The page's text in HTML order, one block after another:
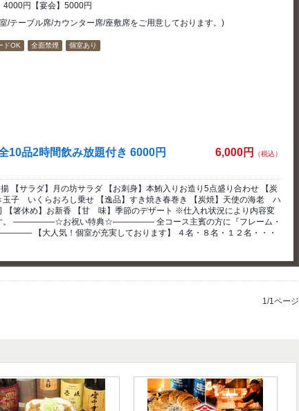
4000円【宴会】5000円
/テーブル席/カウンター席/座敷席をご用意しております。)
ドOK 全面禁煙 個室あり
6,000円 （税込）
10品2時間飲み放題付き 6000円
【サラダ】月の坊サラダ 【お刺身】本鮪入りお造り5点盛り合わせ 【炭
玉子 いくらおろし乗せ 【逸品】すき焼き春巻き 【炭焼】天使の海老 ハ
箸休め】お新香 【甘 味】季節のデザート ※仕入れ状況により内容変
す。 ―――――☆お祝い特典☆――――― 全コース主賓の方に『フレーム・
大人気！個室が充実しております】 ４名・８名・１２名・・・
1/1ページ